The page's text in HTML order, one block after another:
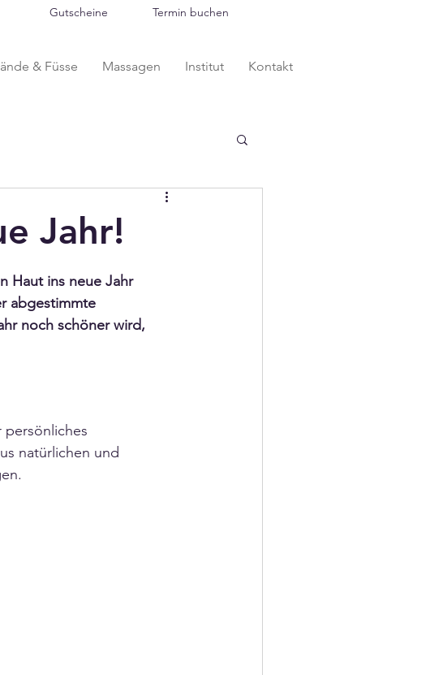
Termin buchen
& Füsse Massagen Institut Kontakt
Gutscheine
Jahr!
Haut ins neue Jahr
abgestimmte
noch schöner wird,
persönliches
natürlichen und